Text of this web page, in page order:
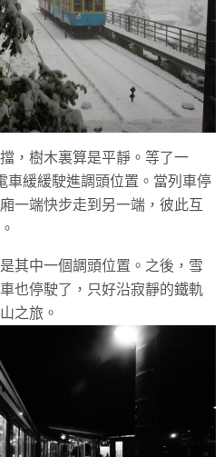
，樹木裏算是平靜。等了一
車緩緩駛進調頭位置。當列車停
一端快步走到另一端，彼此互
其中一個調頭位置。之後，雪
也停駛了，只好沿寂靜的鐵軌
之旅。